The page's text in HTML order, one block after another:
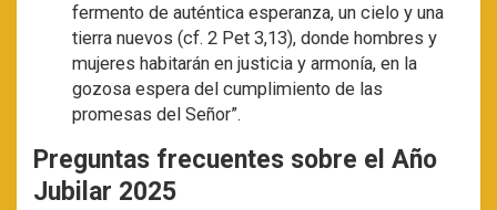
fermento de auténtica esperanza, un cielo y una
tierra nuevos (cf. 2 Pet 3,13), donde hombres y
mujeres habitarán en justicia y armonía, en la
gozosa espera del cumplimiento de las
promesas del Señor”.
Preguntas frecuentes sobre el Año
Jubilar 2025